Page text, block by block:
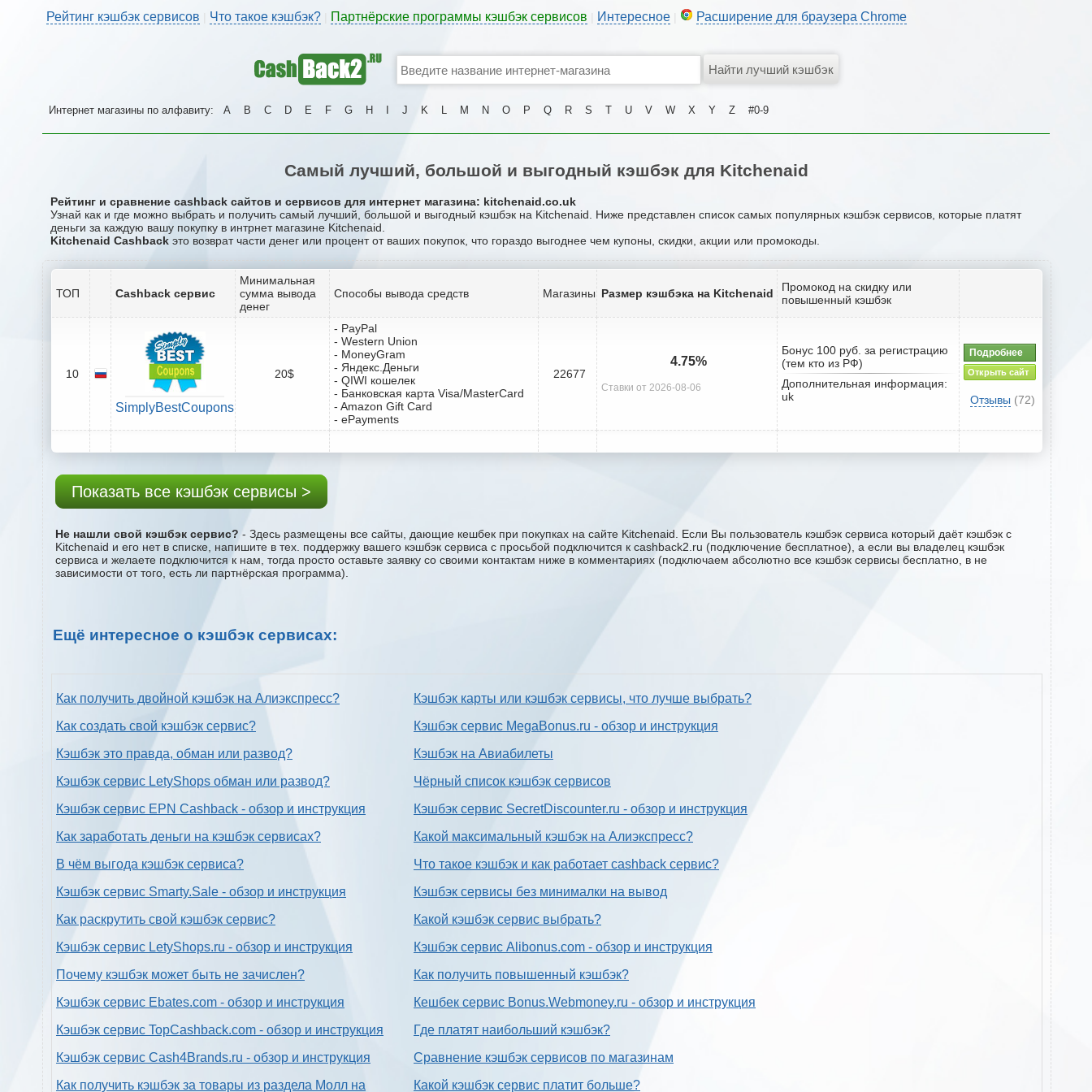
Рейтинг кэшбэк сервисов Что такое кэшбэк? Партнёрские программы кэшбэк сервисов Интересное Расширение для браузера Chrome
Интернет магазины по алфавиту: A B C D E F G H J K L M N O P Q R S T U V W X Y Z #0-9
Самый лучший, большой и выгодный кэшбэк для Kitchenaid
Рейтинг и сравнение cashback сайтов и сервисов для интернет магазина: kitchenaid.co.uk
Узнай как и где можно выбрать и получить самый лучший, большой и выгодный кэшбэк на Kitchenaid. Ниже представлен список самых популярных кэшбэк сервисов, которые платят
деньги за каждую вашу покупку в интрнет магазине Kitchenaid.
Kitchenaid Cashback это возврат части денег или процент от ваших покупок, что гораздо выгоднее чем купоны, скидки, акции или промокоды.
ТОП Cashback сервис
Минимальная
сумма вывода
денег
Способы вывода средств Магазины Размер кэшбэка на Kitchenaid
Промокод на скидку или
повышенный кэшбэк
10
SimplyBestCoupons
20$
- PayPal
- Western Union
- MoneyGram
- Яндекс.Деньги
- QIWI кошелек
- Банковская карта Visa/MasterCard
- Amazon Gift Card
- ePayments
22677
4.75%
Ставки от 2026-08-06
Бонус 100 руб. за регистрацию
(тем кто из РФ)
Дополнительная информация:
uk
Подробнее
Открыть сайт
Отзывы (72)
Показать все кэшбэк сервисы >
Не нашли свой кэшбэк сервис? - Здесь размещены все сайты, дающие кешбек при покупках на сайте Kitchenaid. Если Вы пользователь кэшбэк сервиса который даёт кэшбэк с
Kitchenaid и его нет в списке, напишите в тех. поддержку вашего кэшбэк сервиса с проcьбой подключится к cashback2.ru (подключение бесплатное), а если вы владелец кэшбэк
сервиса и желаете подключится к нам, тогда просто оставьте заявку со своими контактам ниже в комментариях (подключаем абсолютно все кэшбэк сервисы бесплатно, в не
зависимости от того, есть ли партнёрская программа).
Ещё интересное о кэшбэк сервисах:
Как получить двойной кэшбэк на Алиэкспресс?
Как создать свой кэшбэк сервис?
Кэшбэк это правда, обман или развод?
Кэшбэк сервис LetyShops обман или развод?
Кэшбэк сервис EPN Cashback - обзор и инструкция
Как заработать деньги на кэшбэк сервисах?
В чём выгода кэшбэк сервиса?
Кэшбэк сервис Smarty.Sale - обзор и инструкция
Как раскрутить свой кэшбэк сервис?
Кэшбэк сервис LetyShops.ru - обзор и инструкция
Почему кэшбэк может быть не зачислен?
Кэшбэк сервис Ebates.com - обзор и инструкция
Кэшбэк сервис TopCashback.com - обзор и инструкция
Кэшбэк сервис Cash4Brands.ru - обзор и инструкция
Как получить кэшбэк за товары из раздела Молл на
Кэшбэк карты или кэшбэк сервисы, что лучше выбрать?
Кэшбэк сервис MegaBonus.ru - обзор и инструкция
Кэшбэк на Авиабилеты
Чёрный список кэшбэк сервисов
Кэшбэк сервис SecretDiscounter.ru - обзор и инструкция
Какой максимальный кэшбэк на Алиэкспресс?
Что такое кэшбэк и как работает cashback сервис?
Кэшбэк сервисы без минималки на вывод
Какой кэшбэк сервис выбрать?
Кэшбэк сервис Alibonus.com - обзор и инструкция
Как получить повышенный кэшбэк?
Кешбек сервис Bonus.Webmoney.ru - обзор и инструкция
Где платят наибольший кэшбэк?
Сравнение кэшбэк сервисов по магазинам
Какой кэшбэк сервис платит больше?